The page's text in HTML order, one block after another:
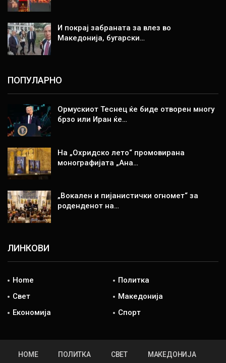
И покрај забраната за влез во
Македонија, бугарски…
ПОПУЛАРНО
Ормускиот Теснец ќе биде отворен многу
брзо или Иран ќе…
На „Охридско лето“ промовирана
монографијата „Ана…
„Вокален и пијанистички огномет“ за
роденденот на…
ЛИНКОВИ
Home
Политка
Свет
Македонија
Економија
Спорт
HOME ПОЛИТКА СВЕТ МАКЕДОНИЈА